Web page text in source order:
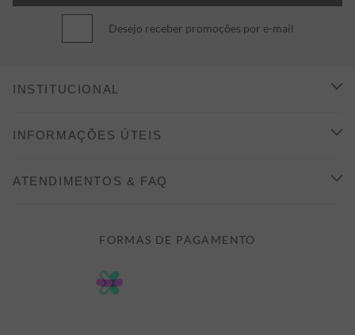
Desejo receber promoções por e-mail
INSTITUCIONAL
CONHEÇA A ALEATORY
INFORMAÇÕES ÚTEIS
FORMAS DE PAGAMENTO
POLÍTICA DE PRIVACIDADE
ATENDIMENTOS & FAQ
FORMAS DE PAGAMENTO